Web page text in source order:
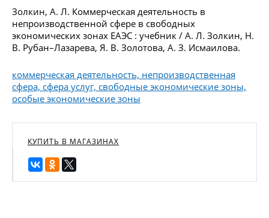
Золкин, А. Л. Коммерческая деятельность в
непроизводственной сфере в свободных
экономических зонах ЕАЭС : учебник / А. Л. Золкин, Н.
В. Рубан–Лазарева, Я. В. Золотова, А. З. Исмаилова.
коммерческая деятельность, непроизводственная
сфера, сфера услуг, свободные экономические зоны,
особые экономические зоны
КУПИТЬ В МАГАЗИНАХ